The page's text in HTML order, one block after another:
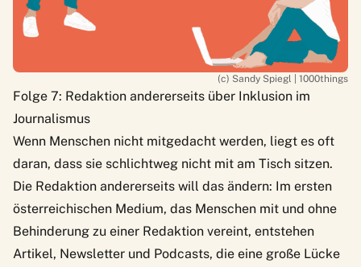
(c) Sandy Spiegl | 1000things
Folge 7: Redaktion andererseits über Inklusion im
Journalismus
Wenn Menschen nicht mitgedacht werden, liegt es oft
daran, dass sie schlichtweg nicht mit am Tisch sitzen.
Die Redaktion andererseits will das ändern: Im ersten
österreichischen Medium, das Menschen mit und ohne
Behinderung zu einer Redaktion vereint, entstehen
Artikel, Newsletter und Podcasts, die eine große Lücke